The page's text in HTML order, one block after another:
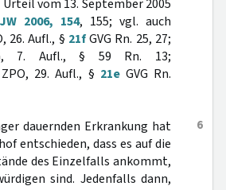
vom 13. September 2005
2006, 154, 155; vgl. auch
26. Aufl., § 21fGVG Rn. 25, 27;
7. Aufl., § 59 Rn. 13;
29. Aufl., § 21eGVG Rn.
6
dauernden Erkrankung hat
entschieden, dass es auf die
des Einzelfalls ankommt,
sind. Jedenfalls dann,